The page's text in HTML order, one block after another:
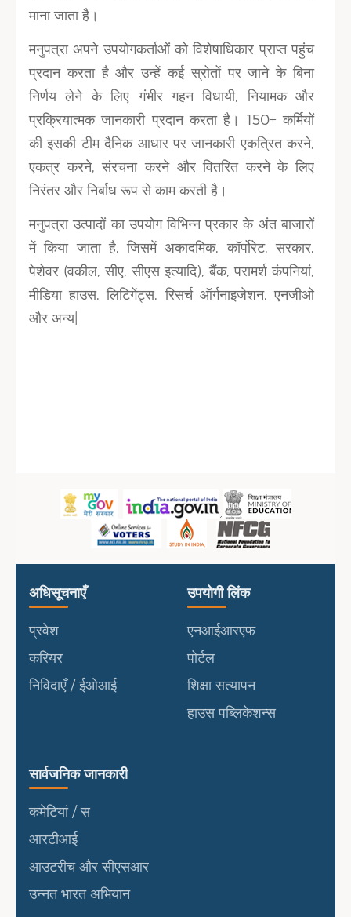
माना जाता है।
मनुपत्रा अपने उपयोगकर्ताओं को विशेषाधिकार प्राप्त पहुंच
प्रदान करता है और उन्हें कई स्रोतों पर जाने के बिना
निर्णय लेने के लिए गंभीर गहन विधायी, नियामक और
प्रक्रियात्मक जानकारी प्रदान करता है। 150+ कर्मियों
की इसकी टीम दैनिक आधार पर जानकारी एकत्रित करने,
एकत्र करने, संरचना करने और वितरित करने के लिए
निरंतर और निर्बाध रूप से काम करती है।
मनुपत्रा उत्पादों का उपयोग विभिन्न प्रकार के अंत बाजारों
में किया जाता है, जिसमें अकादमिक, कॉर्पोरेट, सरकार,
पेशेवर (वकील, सीए, सीएस इत्यादि), बैंक, परामर्श कंपनियां,
मीडिया हाउस, लिटिगेंट्स, रिसर्च ऑर्गनाइजेशन, एनजीओ
और अन्य|
उपयोगी लिंक
अधिसूचनाएँ
प्रवेश
करियर
निविदाएँ / ईओआई
पोर्टल
उपयोगी लिंक
एनआईआरएफ
पोर्टल
शिक्षा सत्यापन
हाउस पब्लिकेशन्स
सार्वजनिक जानकारी
सार्वजनिक जानकारी
कमेटियां / स
आरटीआई
आउटरीच और सीएसआर
उन्नत भारत अभियान